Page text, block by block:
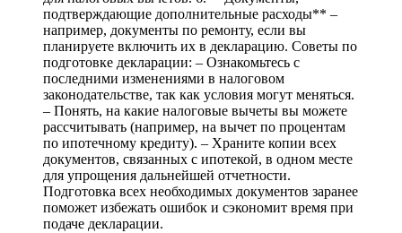
подтверждающие дополнительные расходы** –
например, документы по ремонту, если вы
планируете включить их в декларацию. Советы по
подготовке декларации: – Ознакомьтесь с
последними изменениями в налоговом
законодательстве, так как условия могут меняться.
– Понять, на какие налоговые вычеты вы можете
рассчитывать (например, на вычет по процентам
по ипотечному кредиту). – Храните копии всех
документов, связанных с ипотекой, в одном месте
для упрощения дальнейшей отчетности.
Подготовка всех необходимых документов заранее
поможет избежать ошибок и сэкономит время при
подаче декларации.